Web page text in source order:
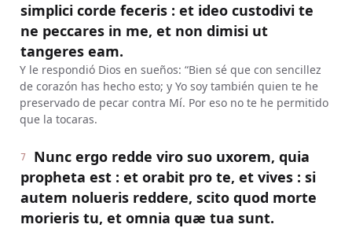
simplici corde feceris : et ideo custodivi te
ne peccares in me, et non dimisi ut
tangeres eam.
Y le respondió Dios en sueños: “Bien sé que con sencillez
de corazón has hecho esto; y Yo soy también quien te he
preservado de pecar contra Mí. Por eso no te he permitido
que la tocaras.
7
Nunc ergo redde viro suo uxorem, quia
propheta est : et orabit pro te, et vives : si
autem nolueris reddere, scito quod morte
morieris tu, et omnia quæ tua sunt.